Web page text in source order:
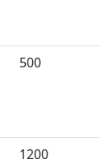
500
1200